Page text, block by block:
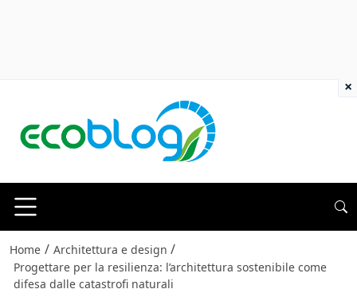
Home / Architettura e design /
Progettare per la resilienza: l’architettura sostenibile come
difesa dalle catastrofi naturali
×